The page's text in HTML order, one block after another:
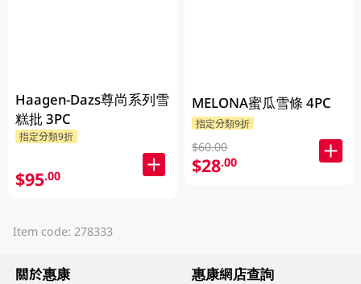
Haagen-Dazs尊尚系列雪
糕批 3PC
指定分類9折
$95.00
MELONA蜜瓜雪條 4PC
指定分類9折
$60.00
$28.00
Item code: 278333
關於惠康 惠康網店查詢